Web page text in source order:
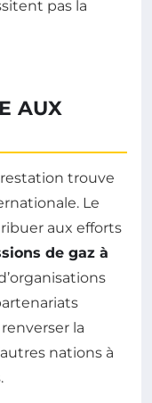
pas la
AUX
trouve
Le
aux efforts
de gaz à
la
nations à